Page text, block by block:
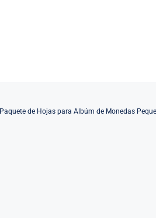
Paquete de Hojas para Albúm de Monedas